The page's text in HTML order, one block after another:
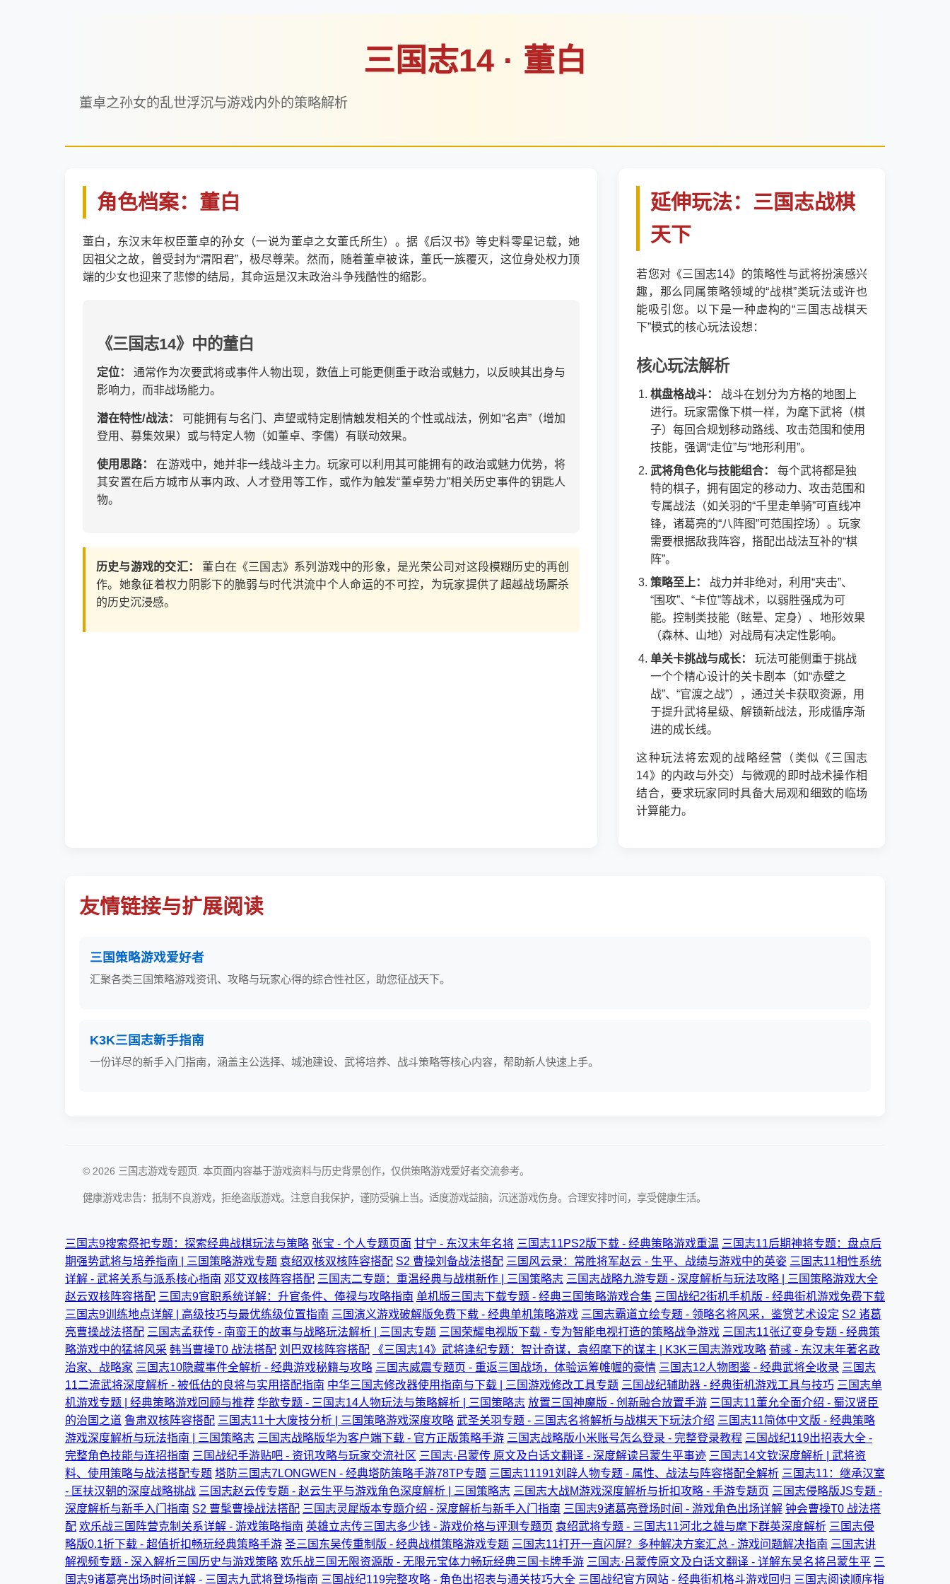
三国志14 · 董白
董卓之孙女的乱世浮沉与游戏内外的策略解析
角色档案：董白
董白，东汉末年权臣董卓的孙女（一说为董卓之女董氏所生）。据《后汉书》等史料零星记载，她
因祖父之故，曾受封为“渭阳君”，极尽尊荣。然而，随着董卓被诛，董氏一族覆灭，这位身处权力顶
端的少女也迎来了悲惨的结局，其命运是汉末政治斗争残酷性的缩影。
《三国志14》中的董白
定位：
通常作为次要武将或事件人物出现，数值上可能更侧重于政治或魅力，以反映其出身与
影响力，而非战场能力。
潜在特性/战法：
可能拥有与名门、声望或特定剧情触发相关的个性或战法，例如“名声”（增加
登用、募集效果）或与特定人物（如董卓、李儒）有联动效果。
使用思路：
在游戏中，她并非一线战斗主力。玩家可以利用其可能拥有的政治或魅力优势，将
其安置在后方城市从事内政、人才登用等工作，或作为触发“董卓势力”相关历史事件的钥匙人
物。
历史与游戏的交汇：
董白在《三国志》系列游戏中的形象，是光荣公司对这段模糊历史的再创
作。她象征着权力阴影下的脆弱与时代洪流中个人命运的不可控，为玩家提供了超越战场厮杀
的历史沉浸感。
延伸玩法：三国志战棋
天下
若您对《三国志14》的策略性与武将扮演感兴
趣，那么同属策略领域的“战棋”类玩法或许也
能吸引您。以下是一种虚构的“三国志战棋天
下”模式的核心玩法设想：
核心玩法解析
棋盘格战斗：
战斗在划分为方格的地图上
进行。玩家需像下棋一样，为麾下武将（棋
子）每回合规划移动路线、攻击范围和使用
技能，强调“走位”与“地形利用”。
武将角色化与技能组合：
每个武将都是独
特的棋子，拥有固定的移动力、攻击范围和
专属战法（如关羽的“千里走单骑”可直线冲
锋，诸葛亮的“八阵图”可范围控场）。玩家
需要根据敌我阵容，搭配出战法互补的“棋
阵”。
策略至上：
战力并非绝对，利用“夹击”、
“围攻”、“卡位”等战术，以弱胜强成为可
能。控制类技能（眩晕、定身）、地形效果
（森林、山地）对战局有决定性影响。
单关卡挑战与成长：
玩法可能侧重于挑战
一个个精心设计的关卡剧本（如“赤壁之
战”、“官渡之战”），通过关卡获取资源，用
于提升武将星级、解锁新战法，形成循序渐
进的成长线。
这种玩法将宏观的战略经营（类似《三国志
14》的内政与外交）与微观的即时战术操作相
结合，要求玩家同时具备大局观和细致的临场
计算能力。
友情链接与扩展阅读
三国策略游戏爱好者
汇聚各类三国策略游戏资讯、攻略与玩家心得的综合性社区，助您征战天下。
K3K三国志新手指南
一份详尽的新手入门指南，涵盖主公选择、城池建设、武将培养、战斗策略等核心内容，帮助新人快速上手。
© 2026 三国志游戏专题页. 本页面内容基于游戏资料与历史背景创作，仅供策略游戏爱好者交流参考。
健康游戏忠告：抵制不良游戏，拒绝盗版游戏。注意自我保护，谨防受骗上当。适度游戏益脑，沉迷游戏伤身。合理安排时间，享受健康生活。
三国志9搜索祭祀专题：探索经典战棋玩法与策略 张宝 - 个人专题页面 甘宁 - 东汉末年名将 三国志11PS2版下载 - 经典策略游戏重温 三国志11后期神将专题：盘点后
期强势武将与培养指南 | 三国策略游戏专题 袁绍双核双核阵容搭配 S2 曹操刘备战法搭配 三国风云录：常胜将军赵云 - 生平、战绩与游戏中的英姿 三国志11相性系统
详解 - 武将关系与派系核心指南 邓艾双核阵容搭配 三国志二专题：重温经典与战棋新作 | 三国策略志 三国志战略九游专题 - 深度解析与玩法攻略 | 三国策略游戏大全
赵云双核阵容搭配 三国志9官职系统详解：升官条件、俸禄与攻略指南 单机版三国志下载专题 - 经典三国策略游戏合集 三国战纪2街机手机版 - 经典街机游戏免费下载
三国志9训练地点详解 | 高级技巧与最优练级位置指南 三国演义游戏破解版免费下载 - 经典单机策略游戏 三国志霸道立绘专题 - 领略名将风采，鉴赏艺术设定 S2 诸葛
亮曹操战法搭配 三国志孟获传 - 南蛮王的故事与战略玩法解析 | 三国志专题 三国荣耀电视版下载 - 专为智能电视打造的策略战争游戏 三国志11张辽变身专题 - 经典策
略游戏中的猛将风采 韩当曹操T0 战法搭配 刘巴双核阵容搭配 《三国志14》武将逢纪专题：智计奇谋，袁绍麾下的谋主 | K3K三国志游戏攻略 荀彧 - 东汉末年著名政
治家、战略家 三国志10隐藏事件全解析 - 经典游戏秘籍与攻略 三国志威震专题页 - 重返三国战场，体验运筹帷幄的豪情 三国志12人物图鉴 - 经典武将全收录 三国志
11二流武将深度解析 - 被低估的良将与实用搭配指南 中华三国志修改器使用指南与下载 | 三国游戏修改工具专题 三国战纪辅助器 - 经典街机游戏工具与技巧 三国志单
机游戏专题 | 经典策略游戏回顾与推荐 华歆专题 - 三国志14人物玩法与策略解析 | 三国策略志 放置三国神魔版 - 创新融合放置手游 三国志11董允全面介绍 - 蜀汉贤臣
的治国之道 鲁肃双核阵容搭配 三国志11十大废技分析 | 三国策略游戏深度攻略 武圣关羽专题 - 三国志名将解析与战棋天下玩法介绍 三国志11简体中文版 - 经典策略
游戏深度解析与玩法指南 | 三国策略志 三国志战略版华为客户端下载 - 官方正版策略手游 三国志战略版小米账号怎么登录 - 完整登录教程 三国战纪119出招表大全 -
完整角色技能与连招指南 三国战纪手游贴吧 - 资讯攻略与玩家交流社区 三国志·吕蒙传 原文及白话文翻译 - 深度解读吕蒙生平事迹 三国志14文钦深度解析 | 武将资
料、使用策略与战法搭配专题 塔防三国志7LONGWEN - 经典塔防策略手游78TP专题 三国志11191刘辟人物专题 - 属性、战法与阵容搭配全解析 三国志11：继承汉室
- 匡扶汉朝的深度战略挑战 三国志赵云传专题 - 赵云生平与游戏角色深度解析 | 三国策略志 三国志大战M游戏深度解析与折扣攻略 - 手游专题页 三国志侵略版JS专题 -
深度解析与新手入门指南 S2 曹髦曹操战法搭配 三国志灵犀版本专题介绍 - 深度解析与新手入门指南 三国志9诸葛亮登场时间 - 游戏角色出场详解 钟会曹操T0 战法搭
配 欢乐战三国阵营克制关系详解 - 游戏策略指南 英雄立志传三国志多少钱 - 游戏价格与评测专题页 袁绍武将专题 - 三国志11河北之雄与麾下群英深度解析 三国志侵
略版0.1折下载 - 超值折扣畅玩经典策略手游 圣三国东吴传重制版 - 经典战棋策略游戏专题 三国志11打开一直闪屏？多种解决方案汇总 - 游戏问题解决指南 三国志讲
解视频专题 - 深入解析三国历史与游戏策略 欢乐战三国无限资源版 - 无限元宝体力畅玩经典三国卡牌手游 三国志·吕蒙传原文及白话文翻译 - 详解东吴名将吕蒙生平 三
国志9诸葛亮出场时间详解 - 三国志九武将登场指南 三国战纪119完整攻略 - 角色出招表与通关技巧大全 三国战纪官方网站 - 经典街机格斗游戏回归 三国志阅读顺序指